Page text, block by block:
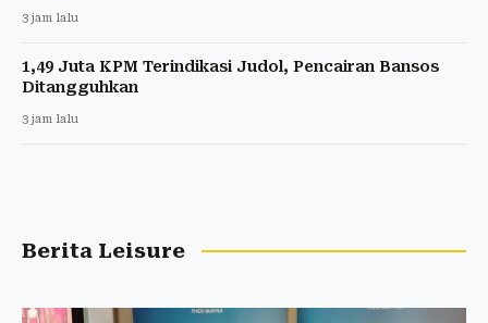
3 jam lalu
1,49 Juta KPM Terindikasi Judol, Pencairan Bansos
Ditangguhkan
3 jam lalu
Berita Leisure